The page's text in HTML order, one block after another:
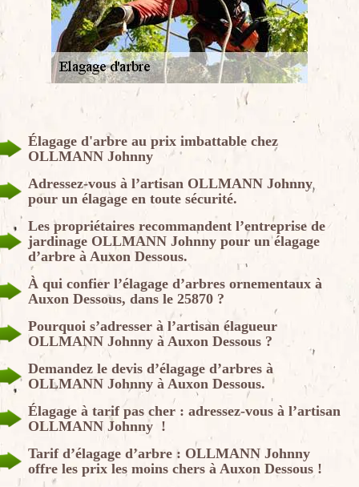
Élagage d'arbre au prix imbattable chez
OLLMANN Johnny
Adressez-vous à l’artisan OLLMANN Johnny
pour un élagage en toute sécurité.
Les propriétaires recommandent l’entreprise de
jardinage OLLMANN Johnny pour un élagage
d’arbre à Auxon Dessous.
À qui confier l’élagage d’arbres ornementaux à
Auxon Dessous, dans le 25870 ?
Pourquoi s’adresser à l’artisan élagueur
OLLMANN Johnny à Auxon Dessous ?
Demandez le devis d’élagage d’arbres à
OLLMANN Johnny à Auxon Dessous.
Élagage à tarif pas cher : adressez-vous à l’artisan
OLLMANN Johnny !
Tarif d’élagage d’arbre : OLLMANN Johnny
offre les prix les moins chers à Auxon Dessous !